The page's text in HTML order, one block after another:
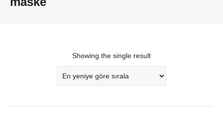
Showing the single result